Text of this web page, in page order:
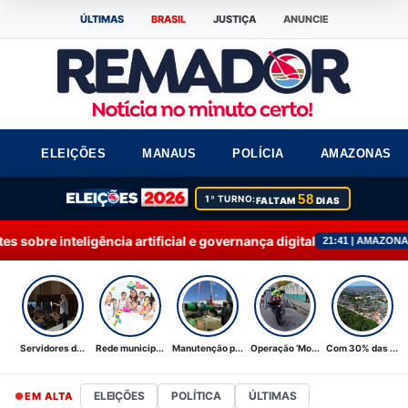
ÚLTIMAS BRASIL JUSTIÇA ANUNCIE
ELEIÇÕES MANAUS POLÍCIA AMAZONAS
1º TURNO:FALTAM58 DIAS
artificial e governança digital 21:41 | AMAZONAS+ Rede municipal
Servidores d... Rede municip... Manutenção p... Operação ‘Mo... Com 30% das ...
EM ALTA ELEIÇÕES POLÍTICA ÚLTIMAS